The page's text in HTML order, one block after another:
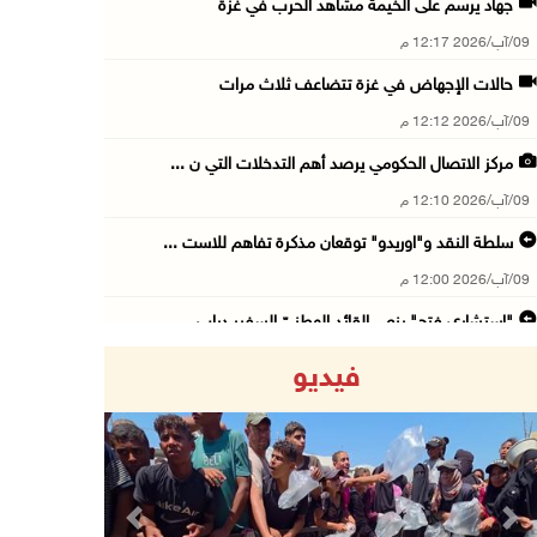
جهاد يرسم على الخيمة مشاهد الحرب في غزة
09/آب/2026 12:17 م
حالات الإجهاض في غزة تتضاعف ثلاث مرات
09/آب/2026 12:12 م
مركز الاتصال الحكومي يرصد أهم التدخلات التي ن ...
09/آب/2026 12:10 م
سلطة النقد و"اوريدو" توقعان مذكرة تفاهم للاست ...
09/آب/2026 12:00 م
"استشاري فتح" ينعى القائد الوطنيّ السفير دياب ...
09/آب/2026 11:47 ص
73,386 شهيدا و174,250 مصابا منذ بدء حرب الإبا ...
09/آب/2026 11:35 ص
فيديو
Previous Next